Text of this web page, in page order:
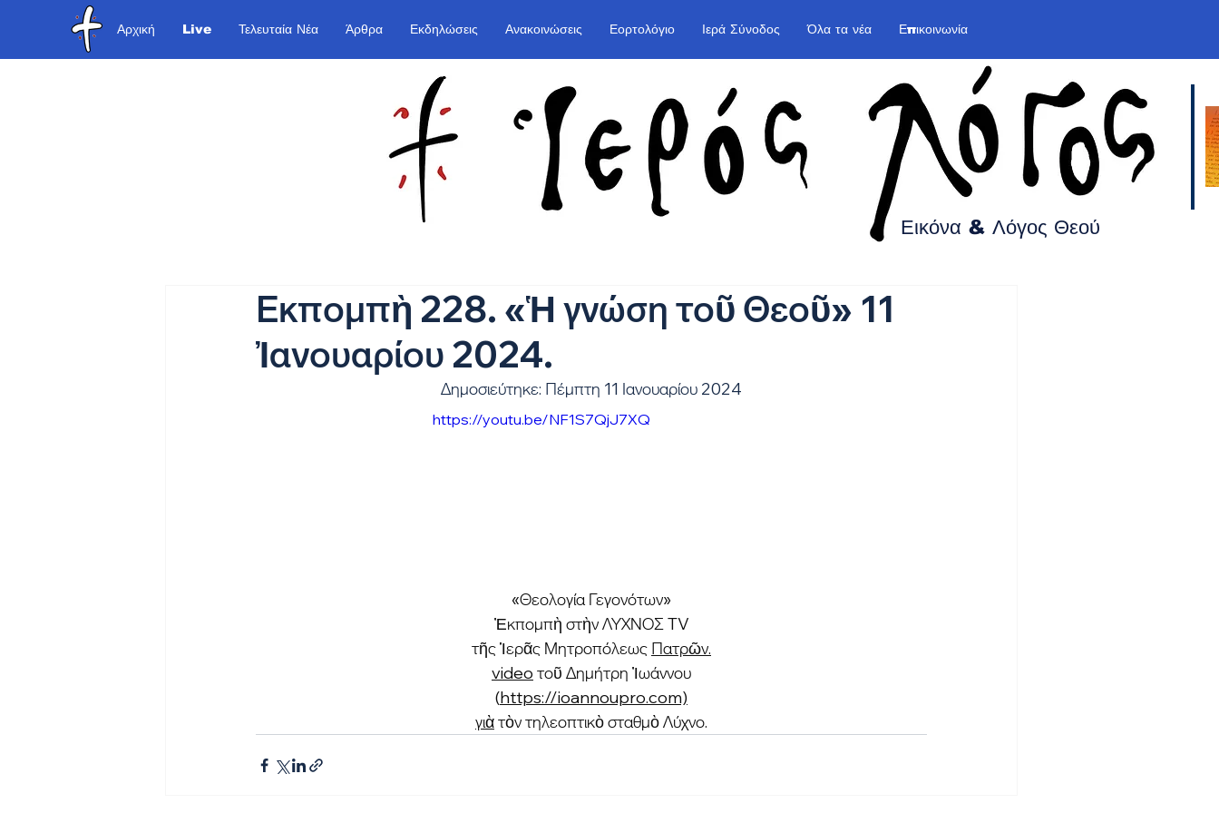
Αρχική Live Τελευταία Νέα Άρθρα Εκδηλώσεις Ανακοινώσεις Εορτολόγιο Ιερά Σύνοδος Όλα τα νέα Επικοινωνία
Εικόνα & Λόγος Θεού
Εκπομπὴ 228. «Ἡ γνώση τοῦ Θεοῦ» 11
Ἰανουαρίου 2024.
Δημοσιεύτηκε: Πέμπτη 11 Ιανουαρίου 2024
https://youtu.be/NF1S7QjJ7XQ
«Θεολογία Γεγονότων»
Ἐκπομπὴ στὴν ΛΥΧΝΟΣ TV
τῆς Ἱερᾶς Μητροπόλεως Πατρῶν.
video τοῦ Δημήτρη Ἰωάννου
(https://ioannoupro.com​)
γιὰ τὸν τηλεοπτικὸ σταθμὸ Λύχνο.